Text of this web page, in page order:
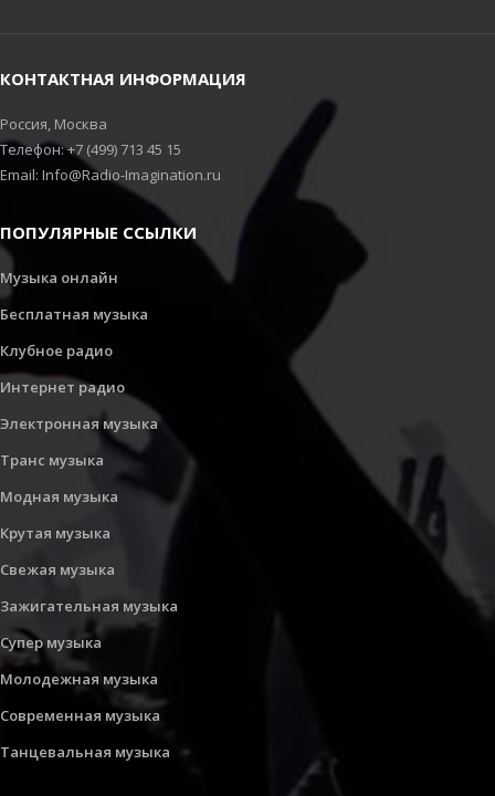
КОНТАКТНАЯ ИНФОРМАЦИЯ
Россия, Москва
Телефон: +7 (499) 713 45 15
Email: Info@Radio-Imagination.ru
ПОПУЛЯРНЫЕ ССЫЛКИ
Музыка онлайн
Бесплатная музыка
Клубное радио
Интернет радио
Электронная музыка
Транс музыка
Модная музыка
Крутая музыка
Свежая музыка
Зажигательная музыка
Супер музыка
Молодежная музыка
Современная музыка
Танцевальная музыка